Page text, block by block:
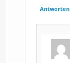
Antworten